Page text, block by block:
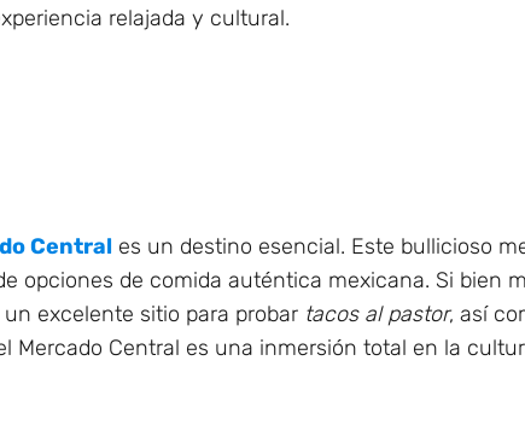
relajada y cultural.
Central es un destino esencial. Este bullicioso
opciones de comida auténtica mexicana. Si bien
excelente sitio para probar tacos al pastor, así
Mercado Central es una inmersión total en la